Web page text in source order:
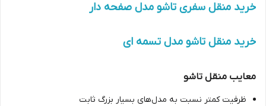
خرید منقل سفری تاشو مدل صفحه دار
خرید منقل تاشو مدل تسمه ای
معایب منقل تاشو
ظرفیت کمتر نسبت به مدل‌های بسیار بزرگ ثابت